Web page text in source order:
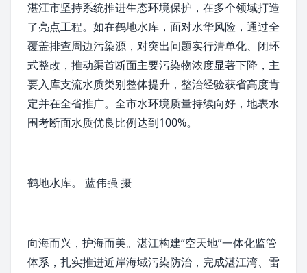
湛江市坚持系统推进生态环境保护，在多个领域打造
了亮点工程。如在鹤地水库 ，面对水华风险，通过全
覆盖排查周边污染源，对突出问题实行清单化、闭环
式整改，推动渠首断面主要污染物浓度显著下降，主
要入库支流水质类别整体提升，整治经验获省高度肯
定并在全省推广。全市水环境质量持续向好，地表水
围考断面水质优良比例达到100%。
鹤地水库。 蓝伟强 摄
向海而兴，护海而美。 湛江构建“空天地”一体化监管
体系，扎实推进近岸海域污染防治，完成湛江湾、 雷